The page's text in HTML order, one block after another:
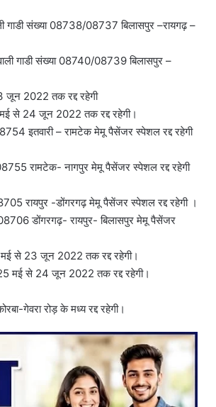
गाडी संख्या 08738/08737 बिलासपुर –रायगढ़ –
गाडी संख्या 08740/08739 बिलासपुर –
जून 2022 तक रद्द रहेगी
से 24 जून 2022 तक रद्द रहेगी।
इतवारी – रामटेक मेमू पैसेंजर स्पेशल रद्द रहेगी
रामटेक- नागपुर मेमू पैसेंजर स्पेशल रद्द रहेगी
रायपुर -डोंगरगढ़ मेमू पैसेंजर स्पेशल रद्द रहेगी ।
डोंगरगढ़- रायपुर- बिलासपुर मेमू पैसेंजर
मई से 23 जून 2022 तक रद्द रहेगी।
मई से 24 जून 2022 तक रद्द रहेगी।
गेवरा रोड़ के मध्य रद्द रहेगी।